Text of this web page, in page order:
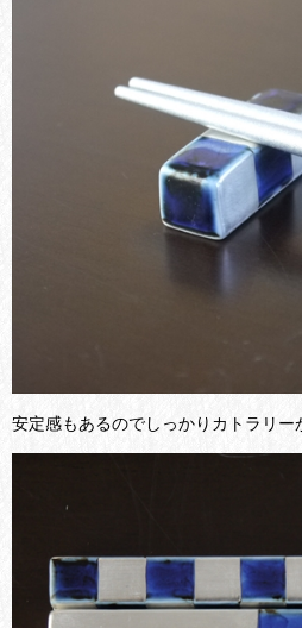
安定感もあるのでしっかりカトラリー